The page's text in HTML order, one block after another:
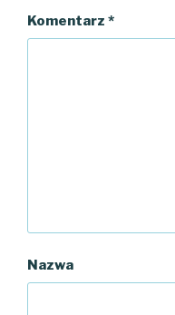
Komentarz *
Nazwa